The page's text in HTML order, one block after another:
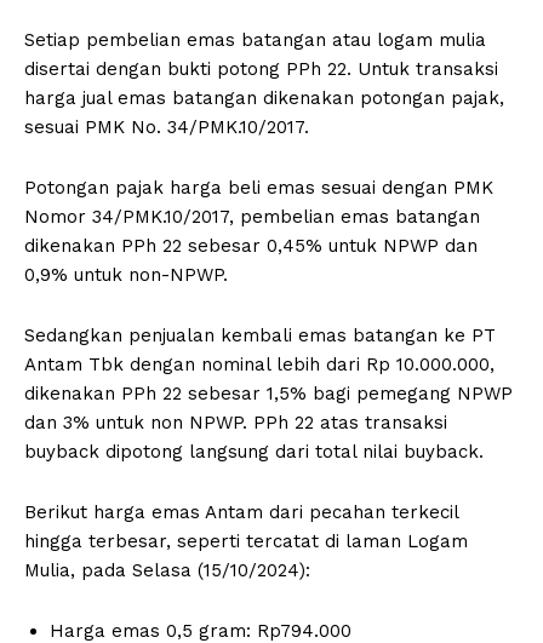
Setiap pembelian emas batangan atau logam mulia
disertai dengan bukti potong PPh 22. Untuk transaksi
harga jual emas batangan dikenakan potongan pajak,
sesuai PMK No. 34/PMK.10/2017.
Potongan pajak harga beli emas sesuai dengan PMK
Nomor 34/PMK.10/2017, pembelian emas batangan
dikenakan PPh 22 sebesar 0,45% untuk NPWP dan
0,9% untuk non-NPWP.
Sedangkan penjualan kembali emas batangan ke PT
Antam Tbk dengan nominal lebih dari Rp 10.000.000,
dikenakan PPh 22 sebesar 1,5% bagi pemegang NPWP
dan 3% untuk non NPWP. PPh 22 atas transaksi
buyback dipotong langsung dari total nilai buyback.
Berikut harga emas Antam dari pecahan terkecil
hingga terbesar, seperti tercatat di laman Logam
Mulia, pada Selasa (15/10/2024):
Harga emas 0,5 gram: Rp794.000